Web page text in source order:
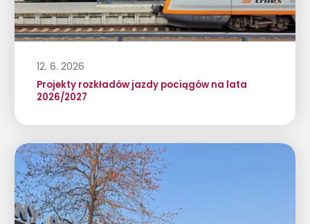
12. 6. 2026
Projekty rozkładów jazdy pociągów na lata
2026/2027